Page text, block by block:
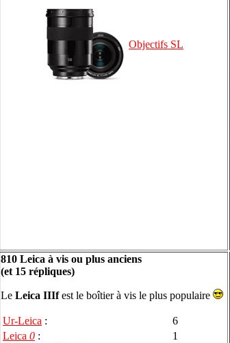
Objectifs SL
810 Leica à vis ou plus anciens
(et 15 répliques)
Le Leica IIIfest le boîtier à vis le plus populaire
Ur-Leica :
6
Leica 0 :
1